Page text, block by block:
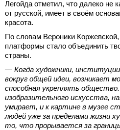
Легойда отметил, что далеко не
от русской, имеет в своём
красота.
По словам Вероники
платформы стало объединить
страны.
— Когда художники,
вокруг общей идеи, возникает
способная укреплять
изобразительного искусства,
умирает, и к картине в музее
людей уже за пределами жизни
то, что прорывается за